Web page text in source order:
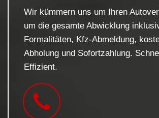
Wir kümmern uns um Ihren
um die gesamte Abwicklung
Formalitäten, Kfz-Abmeldung,
Abholung und Sofortzahlung.
Effizient.